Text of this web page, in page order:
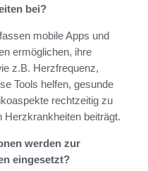
bei?
mobile Apps und
ermöglichen, ihre
z.B. Herzfrequenz,
Tools helfen, gesunde
rechtzeitig zu
beiträgt.
werden zur
eingesetzt?